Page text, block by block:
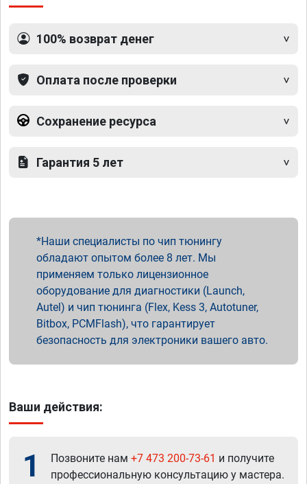
100% возврат денег
Оплата после проверки
Сохранение ресурса
Гарантия 5 лет
Наши специалисты по чип тюнингу
обладают опытом более 8 лет. Мы
применяем только лицензионное
оборудование для диагностики (Launch,
Autel) и чип тюнинга (Flex, Kess 3, Autotuner,
Bitbox, PCMFlash), что гарантирует
безопасность для электроники вашего авто.
Ваши действия:
1 Позвоните нам +7 473 200-73-61 и получите
профессиональную консультацию у мастера.